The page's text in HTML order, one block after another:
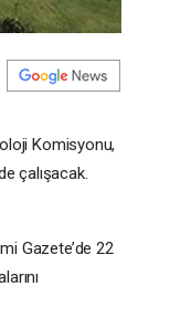
Komisyonu,
çalışacak.
Gazete’de 22